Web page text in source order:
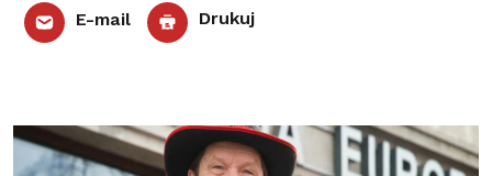
E-mail Drukuj